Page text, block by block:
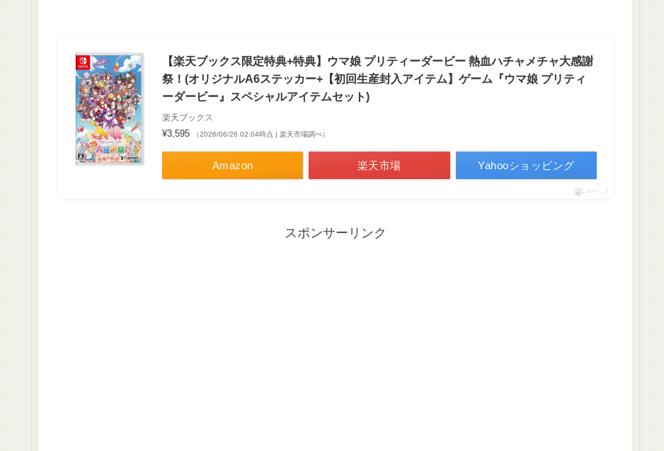
【楽天ブックス限定特典+特典】ウマ娘 プリティーダービー 熱血ハチャメチャ大感謝
祭！(オリジナルA6ステッカー+【初回生産封入アイテム】ゲーム『ウマ娘 プリティ
ーダービー』スペシャルアイテムセット)
楽天ブックス
¥3,595 （2026/06/26 02:04時点 | 楽天市場調べ）
Amazon 楽天市場 Yahooショッピング
ポチップ
スポンサーリンク